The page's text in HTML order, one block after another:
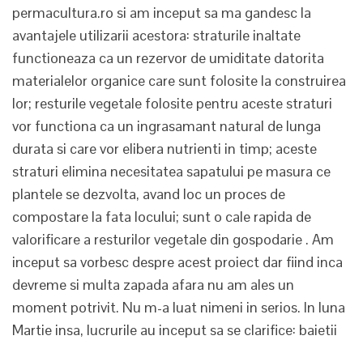
permacultura.ro si am inceput sa ma gandesc la
avantajele utilizarii acestora: straturile inaltate
functioneaza ca un rezervor de umiditate datorita
materialelor organice care sunt folosite la construirea
lor; resturile vegetale folosite pentru aceste straturi
vor functiona ca un ingrasamant natural de lunga
durata si care vor elibera nutrienti in timp; aceste
straturi elimina necesitatea sapatului pe masura ce
plantele se dezvolta, avand loc un proces de
compostare la fata locului; sunt o cale rapida de
valorificare a resturilor vegetale din gospodarie . Am
inceput sa vorbesc despre acest proiect dar fiind inca
devreme si multa zapada afara nu am ales un
moment potrivit. Nu m-a luat nimeni in serios. In luna
Martie insa, lucrurile au inceput sa se clarifice: baietii